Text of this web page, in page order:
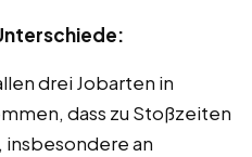
drei Jobarten in
dass zu Stoßzeiten
an